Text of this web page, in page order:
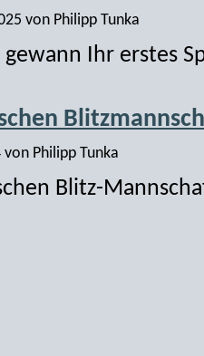
von Philipp Tunka
Ihr erstes
von Philipp Tunka
Blitz-